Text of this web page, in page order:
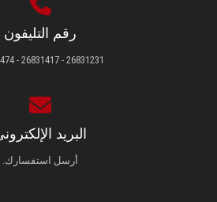
رقم التليفون
26831231 - 26831417 - 26831474
البريد
أرسل استفسارك.